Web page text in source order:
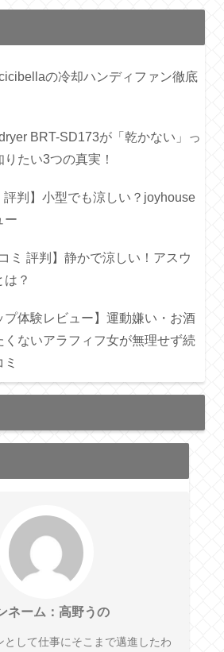
の冷却ハンディファン徹底
BRT-SD173が「乾かない」っ
たい3つの真実！
評判】小型でも涼しい？joyhouse
ー
ミ 評判】静かで涼しい！アスウ
は？
プ体験レビュー】運動嫌い・お酒
くないアラフィフ女が無理せず続
ネーム：高野うの
として仕事にそこまで邁進したわ